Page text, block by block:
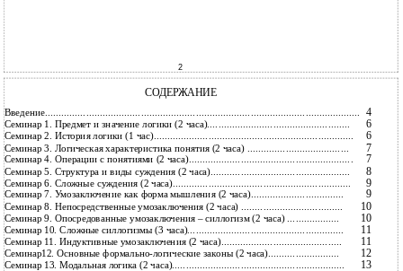
2
СОДЕРЖАНИЕ
Введение................................................................................................................... 4
Семинар 1. Предмет и значение логики (2 часа).................................................... 6
Семинар 2. История логики (1 час)......................................................................... 6
Семинар 3. Логическая характеристика понятия (2 часа) ..................................... 7
Семинар 4. Операции с понятиями (2 часа)............................................................ 7
Семинар 5. Структура и виды суждения (2 часа)................................................... 8
Семинар 6. Сложные суждения (2 часа)................................................................. 9
Семинар 7. Умозаключение как форма мышления (2 часа).................................. 9
Семинар 8. Непосредственные умозаключения (2 часа) ..................................... 10
Семинар 9. Опосредованные умозаключения – силлогизм (2 часа) ................... 10
Семинар 10. Сложные силлогизмы (3 часа)......................................................... 11
Семинар 11. Индуктивные умозаключения (2 часа)............................................ 11
Семинар12. Основные формально-логические законы (2 часа).......................... 12
Семинар 13. Модальная логика (2 часа)............................................................... 13